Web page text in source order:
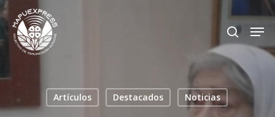
Skip
main
search
Artículos Destacados Noticias
Close
Menu